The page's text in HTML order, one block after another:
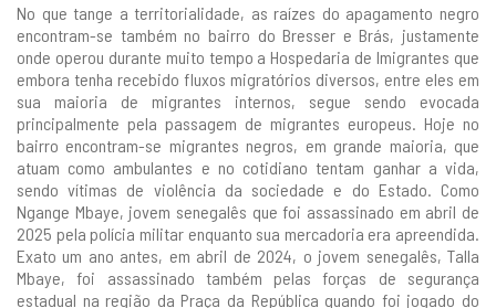
No que tange a territorialidade, as raízes do apagamento negro
encontram-se também no bairro do Bresser e Brás, justamente
onde operou durante muito tempo a Hospedaria de Imigrantes que
embora tenha recebido fluxos migratórios diversos, entre eles em
sua maioria de migrantes internos, segue sendo evocada
principalmente pela passagem de migrantes europeus. Hoje no
bairro encontram-se migrantes negros, em grande maioria, que
atuam como ambulantes e no cotidiano tentam ganhar a vida,
sendo vítimas de violência da sociedade e do Estado. Como
Ngange Mbaye, jovem senegalês que foi assassinado em abril de
2025 pela polícia militar enquanto sua mercadoria era apreendida.
Exato um ano antes, em abril de 2024, o jovem senegalês, Talla
Mbaye, foi assassinado também pelas forças de segurança
estadual na região da Praça da República quando foi jogado do